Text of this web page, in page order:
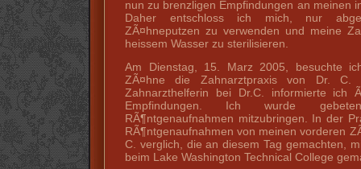
nun zu brenzligen Empfindungen an meinen
Daher entschloss ich mich, nur
ZÃ¤hneputzen zu verwenden und meine
heissem Wasser zu sterilisieren.
Am Dienstag, 15. Marz 2005, besuchte
ZÃ¤hne die Zahnarztpraxis von Dr. C.
Zahnarzthelferin bei Dr.C. informierte ich
Empfindungen. Ich wurde
RÃ¶ntgenaufnahmen mitzubringen. In der
RÃ¶ntgenaufnahmen von meinen vorderen
C. verglich, die an diesem Tag gemachten,
beim Lake Washington Technical College